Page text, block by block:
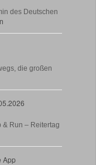
des Deutschen
die großen
& Run – Reitertag
App